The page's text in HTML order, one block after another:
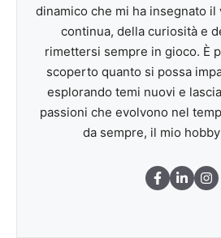
dinamico che mi ha insegnato
continua, della curiosità e
rimettersi sempre in gioco. È
scoperto quanto si possa
esplorando temi nuovi e
passioni che evolvono nel
da sempre, il mio